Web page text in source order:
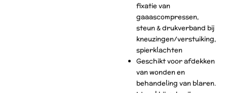
fixatie van
gaaascompressen,
steun & drukverband bij
kneuzingen/verstuiking,
spierklachten
Geschikt voor afdekken
van wonden en
behandeling van blaren.